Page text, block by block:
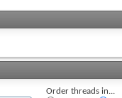
Order threads in...